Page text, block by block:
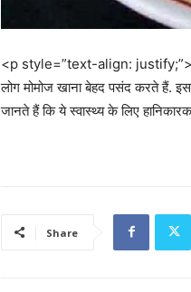
<p style=”text-align:
लोग मोमोज खाना बेहद पसंद करते हैं.
जानते हैं कि ये स्वास्थ्य के लिए
Share